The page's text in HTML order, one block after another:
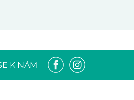
K NÁM